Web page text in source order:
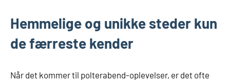
Hemmelige og unikke steder kun
de færreste kender
Når det kommer til polterabend-oplevelser, er det ofte